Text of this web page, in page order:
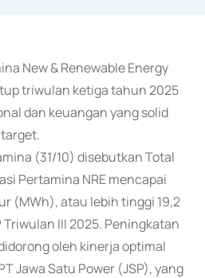
New & Renewable Energy
triwulan ketiga tahun 2025
dan keuangan yang solid
(31/10) disebutkan Total
Pertamina NRE mencapai
(MWh), atau lebih tinggi 19,2
Triwulan III 2025. Peningkatan
oleh kinerja optimal
Jawa Satu Power (JSP), yang